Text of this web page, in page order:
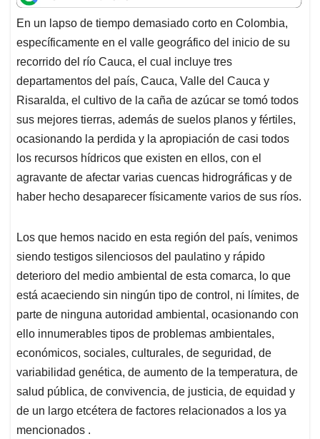
t
s
A
p
p
e
b
o
o
k
k
e
d
I
n
i
l
e
a
d
s
En un lapso de tiempo demasiado corto en Colombia,
específicamente en el valle geográfico del inicio de su
recorrido del río Cauca, el cual incluye tres
departamentos del país, Cauca, Valle del Cauca y
Risaralda, el cultivo de la caña de azúcar se tomó todos
sus mejores tierras, además de suelos planos y fértiles,
ocasionando la perdida y la apropiación de casi todos
los recursos hídricos que existen en ellos, con el
agravante de afectar varias cuencas hidrográficas y de
haber hecho desaparecer físicamente varios de sus ríos.
Los que hemos nacido en esta región del país, venimos
siendo testigos silenciosos del paulatino y rápido
deterioro del medio ambiental de esta comarca, lo que
está acaeciendo sin ningún tipo de control, ni límites, de
parte de ninguna autoridad ambiental, ocasionando con
ello innumerables tipos de problemas ambientales,
económicos, sociales, culturales, de seguridad, de
variabilidad genética, de aumento de la temperatura, de
salud pública, de convivencia, de justicia, de equidad y
de un largo etcétera de factores relacionados a los ya
mencionados .